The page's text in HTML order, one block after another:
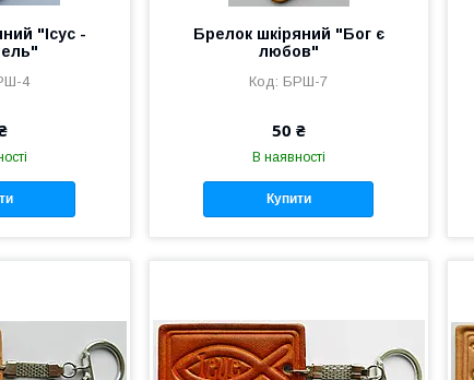
"Ісус -
4
Брелок шкіряний "Бог є
любов"
БРШ-7
50 ₴
В наявності
Купити